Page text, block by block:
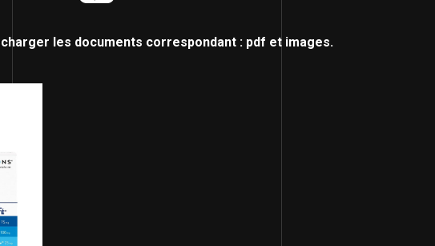
les documents correspondant : pdf et images.